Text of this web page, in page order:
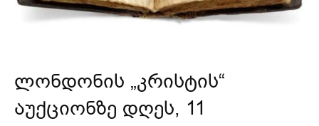
ლონდონის „კრისტის“
აუქციონზე დღეს, 11